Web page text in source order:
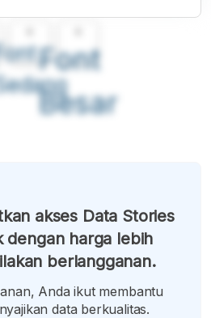
Font
Besar
akses Data Stories
dengan harga lebih
berlangganan.
Anda ikut membantu
data berkualitas.